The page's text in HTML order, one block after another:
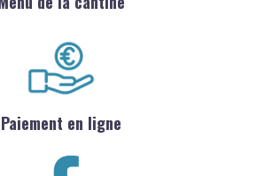
Paiement en ligne